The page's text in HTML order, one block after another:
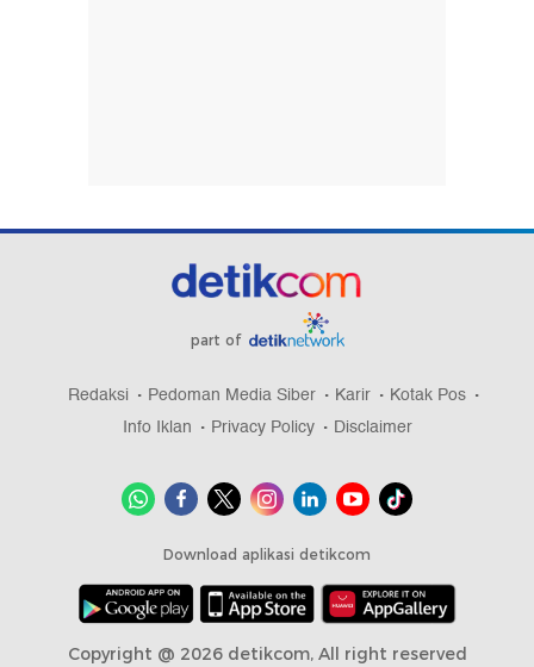
part of
Redaksi Pedoman Media Siber Karir
Kotak Pos
Info Iklan
Privacy Policy Disclaimer
Download aplikasi detikcom
Copyright @ 2026 detikcom, All right reserved